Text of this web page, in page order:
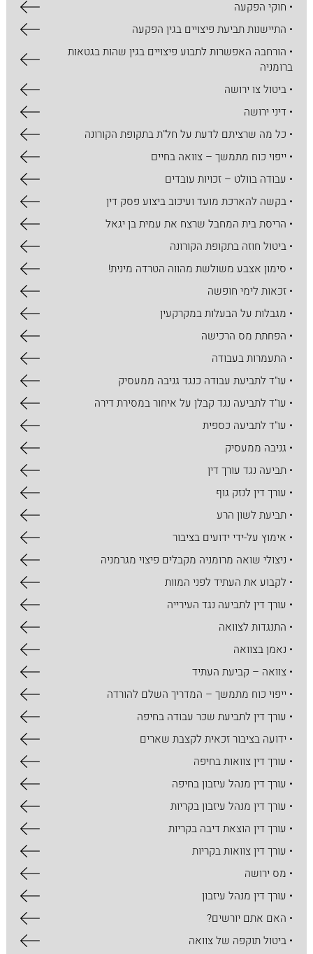
• חוקי הפקעה
• התיישנות תביעת פיצויים בגין הפקעה
• הורחבה האפשרות לתבוע פיצויים בגין שהות בגטאות
ברומניה
• ביטול צו ירושה
• דיני ירושה
• כל מה שרציתם לדעת על חל"ת בתקופת הקורונה
• ייפוי כוח מתמשך – צוואה בחיים
• עבודה בוולט – זכויות עובדים
• בקשה להארכת מועד ועיכוב ביצוע פסק דין
• הריסת בית המחבל שרצח את עמית בן יגאל
• ביטול חוזה בתקופת הקורונה
• סימון אצבע משולשת מהווה הטרדה מינית!
• זכאות לימי חופשה
• מגבלות על הבעלות במקרקעין
• הפחתת מס הרכישה
• התעמרות בעבודה
• עו"ד לתביעת עבודה כנגד גניבה ממעסיק
• עו"ד לתביעה נגד קבלן על איחור במסירת דירה
• עו"ד לתביעה כספית
• גניבה ממעסיק
• תביעה נגד עורך דין
• עורך דין לנזק גוף
• תביעת לשון הרע
• אימוץ על-ידי ידועים בציבור
• ניצולי שואה מרומניה מקבלים פיצוי מגרמניה
• לקבוע את העתיד לפני המוות
• עורך דין לתביעה נגד העירייה
• התנגדות לצוואה
• נאמן בצוואה
• צוואה – קביעת העתיד
• ייפוי כוח מתמשך – המדריך השלם להורדה
• עורך דין לתביעת שכר עבודה בחיפה
• ידועה בציבור זכאית לקצבת שארים
• עורך דין צוואות בחיפה
• עורך דין מנהל עיזבון בחיפה
• עורך דין מנהל עיזבון בקריות
• עורך דין הוצאת דיבה בקריות
• עורך דין צוואות בקריות
• מס ירושה
• עורך דין מנהל עיזבון
• האם אתם יורשים?
• ביטול תוקפה של צוואה